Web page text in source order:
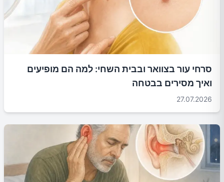
סרחי עור בצוואר ובבית השחי: למה הם מופיעים
ואיך מסירים בבטחה
27.07.2026